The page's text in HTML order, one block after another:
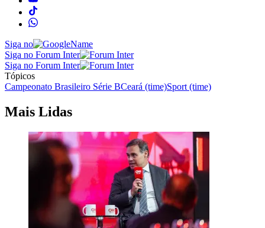
Siga no
Siga no Forum Inter
Siga no Forum Inter
Tópicos
Campeonato Brasileiro Série BCeará (time)Sport (time)
Mais Lidas